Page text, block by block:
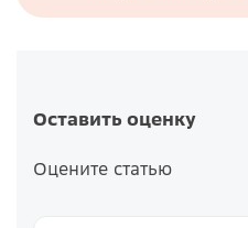
Оставить оценку
Оцените статью